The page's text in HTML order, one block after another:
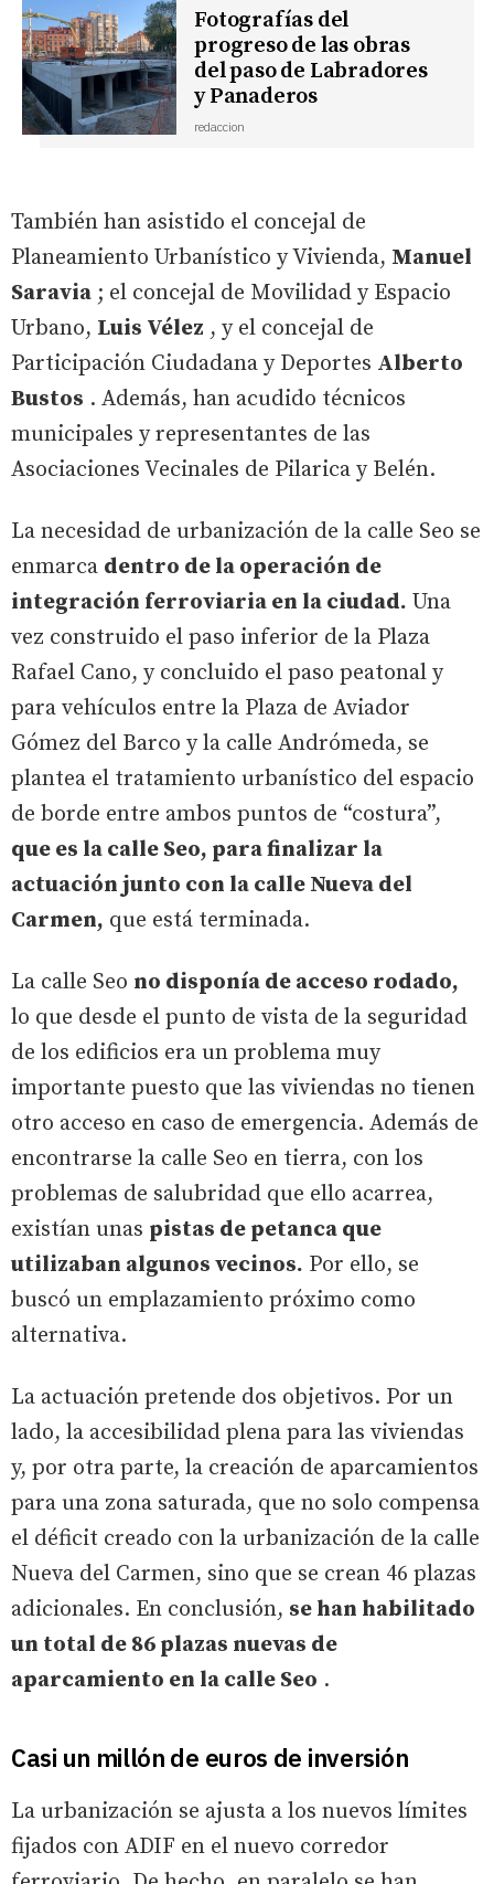
Fotografías del
progreso de las obras
del paso de Labradores
y Panaderos
redaccion
También han asistido el concejal de
Planeamiento Urbanístico y Vivienda, Manuel
Saravia ; el concejal de Movilidad y Espacio
Urbano, Luis Vélez , y el concejal de
Participación Ciudadana y Deportes Alberto
Bustos . Además, han acudido técnicos
municipales y representantes de las
Asociaciones Vecinales de Pilarica y Belén.
La necesidad de urbanización de la calle Seo se
enmarca dentro de la operación de
integración ferroviaria en la ciudad. Una
vez construido el paso inferior de la Plaza
Rafael Cano, y concluido el paso peatonal y
para vehículos entre la Plaza de Aviador
Gómez del Barco y la calle Andrómeda, se
plantea el tratamiento urbanístico del espacio
de borde entre ambos puntos de “costura”,
que es la calle Seo, para finalizar la
actuación junto con la calle Nueva del
Carmen, que está terminada.
La calle Seo no disponía de acceso rodado,
lo que desde el punto de vista de la seguridad
de los edificios era un problema muy
importante puesto que las viviendas no tienen
otro acceso en caso de emergencia. Además de
encontrarse la calle Seo en tierra, con los
problemas de salubridad que ello acarrea,
existían unas pistas de petanca que
utilizaban algunos vecinos. Por ello, se
buscó un emplazamiento próximo como
alternativa.
La actuación pretende dos objetivos. Por un
lado, la accesibilidad plena para las viviendas
y, por otra parte, la creación de aparcamientos
para una zona saturada, que no solo compensa
el déficit creado con la urbanización de la calle
Nueva del Carmen, sino que se crean 46 plazas
adicionales. En conclusión, se han habilitado
un total de 86 plazas nuevas de
aparcamiento en la calle Seo .
Casi un millón de euros de inversión
La urbanización se ajusta a los nuevos límites
fijados con ADIF en el nuevo corredor